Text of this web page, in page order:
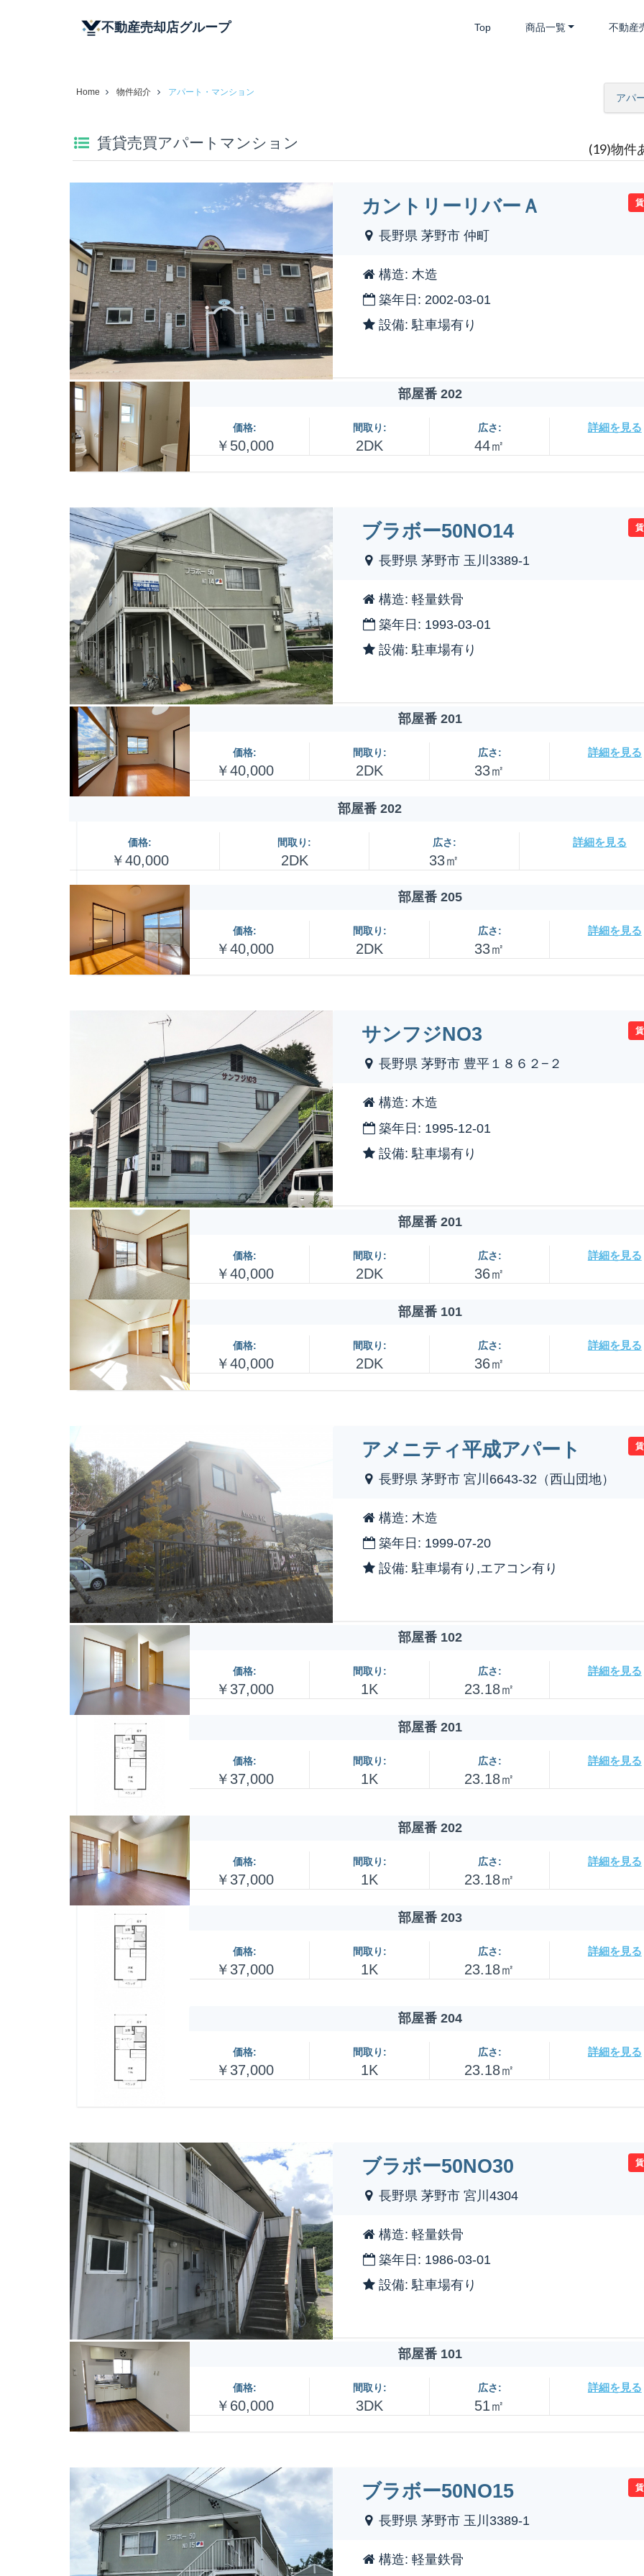
不動産売却店グループ Top 商品一覧 不動産
アパ
Home 物件紹介 アパート・マンション
賃貸売買アパートマンション (19)物件
カントリーリバーＡ
長野県 茅野市 仲町
構造: 木造
築年日: 2002-03-01
設備: 駐車場有り
部屋番 202
価格:
￥50,000
間取り:
2DK
広さ:
44㎡
詳細を見る
ブラボー50NO14
長野県 茅野市 玉川3389-1
構造: 軽量鉄骨
築年日: 1993-03-01
設備: 駐車場有り
部屋番 201
価格:
￥40,000
間取り:
2DK
広さ:
33㎡
詳細を見る
部屋番 202
価格:
￥40,000
間取り:
2DK
広さ:
33㎡
詳細を見る
部屋番 205
価格:
￥40,000
間取り:
2DK
広さ:
33㎡
詳細を見る
サンフジNO3
長野県 茅野市 豊平１８６２−２
構造: 木造
築年日: 1995-12-01
設備: 駐車場有り
部屋番 201
価格:
￥40,000
間取り:
2DK
広さ:
36㎡
詳細を見る
部屋番 101
価格:
￥40,000
間取り:
2DK
広さ:
36㎡
詳細を見る
アメニティ平成アパート
長野県 茅野市 宮川6643-32（西山団地）
構造: 木造
築年日: 1999-07-20
設備: 駐車場有り,エアコン有り
部屋番 102
価格:
￥37,000
間取り:
1K
広さ:
23.18㎡
詳細を見る
部屋番 201
価格:
￥37,000
間取り:
1K
広さ:
23.18㎡
詳細を見る
部屋番 202
価格:
￥37,000
間取り:
1K
広さ:
23.18㎡
詳細を見る
部屋番 203
価格:
￥37,000
間取り:
1K
広さ:
23.18㎡
詳細を見る
部屋番 204
価格:
￥37,000
間取り:
1K
広さ:
23.18㎡
詳細を見る
ブラボー50NO30
長野県 茅野市 宮川4304
構造: 軽量鉄骨
築年日: 1986-03-01
設備: 駐車場有り
部屋番 101
価格:
￥60,000
間取り:
3DK
広さ:
51㎡
詳細を見る
ブラボー50NO15
長野県 茅野市 玉川3389-1
構造: 軽量鉄骨